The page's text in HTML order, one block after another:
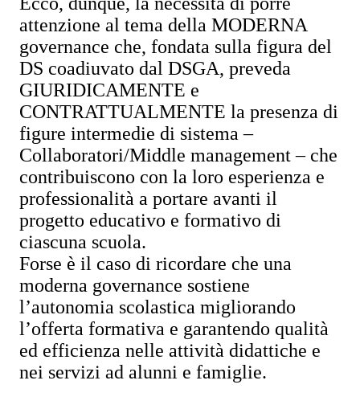
attenzione al tema della MODERNA
governance che, fondata sulla figura del
DS coadiuvato dal DSGA, preveda
GIURIDICAMENTE e
CONTRATTUALMENTE la presenza di
figure intermedie di sistema –
Collaboratori/Middle management – che
contribuiscono con la loro esperienza e
professionalità a portare avanti il
progetto educativo e formativo di
ciascuna scuola.
Forse è il caso di ricordare che una
moderna governance sostiene
l’autonomia scolastica migliorando
l’offerta formativa e garantendo qualità
ed efficienza nelle attività didattiche e
nei servizi ad alunni e famiglie.